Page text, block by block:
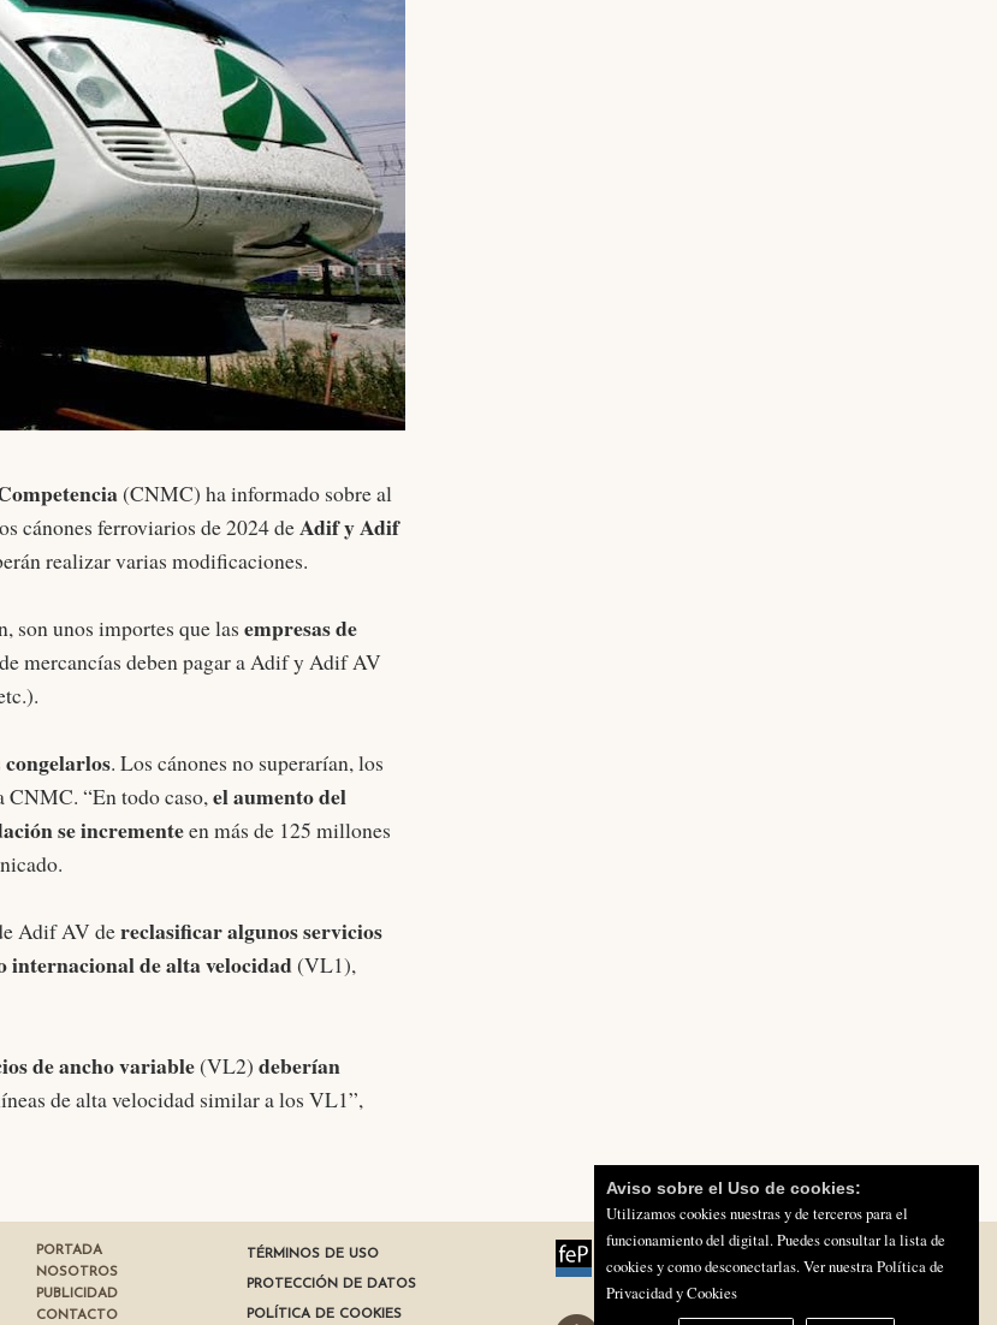
(CNMC) ha informado sobre al
cánones ferroviarios de 2024 deAdif y Adif
realizar varias modificaciones.
son unos importes que las empresas de
mercancías deben pagar a Adif y Adif AV
congelarlos. Los cánones no superarían, los
CNMC. “En todo caso,el aumento del
se incrementeen más de 125 millones
Adif AV dereclasificar algunos servicios
internacional de alta velocidad(VL1),
de ancho variable(VL2) deberían
de alta velocidad similar a los VL1”,
PORTADA
NOSOTROS
PUBLICIDAD
CONTACTO
TÉRMINOS DE USO
PROTECCIÓN DE DATOS
POLÍTICA DE COOKIES
Aviso sobre el Uso de cookies:
Utilizamos cookies nuestras y de terceros para el
funcionamiento del digital. Puedes consultar la lista de
cookies y como desconectarlas.Ver nuestra Política de
Privacidad y Cookies